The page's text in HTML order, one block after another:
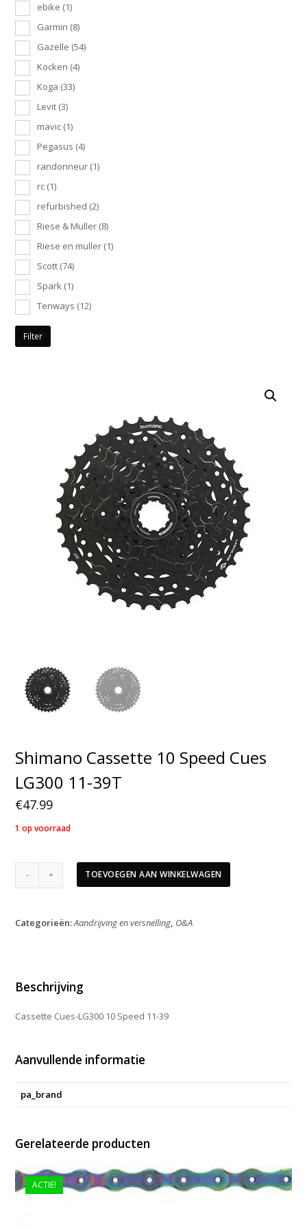
ebike (1)
Garmin (8)
Gazelle (54)
Kocken (4)
Koga (33)
Levit (3)
mavic (1)
Pegasus (4)
randonneur (1)
rc (1)
refurbished (2)
Riese & Muller (8)
Riese en muller (1)
Scott (74)
Spark (1)
Tenways (12)
Filter
Shimano Cassette 10 Speed Cues
LG300 11-39T
€47.99
1 op voorraad
Cues
aantal
TOEVOEGEN AAN WINKELWAGEN
Categorieën:Aandrijving en versnelling, O&A
Beschrijving
Cassette Cues-LG300 10 Speed 11-39
Aanvullende informatie
pa_brand
Gerelateerde producten
ACTIE!